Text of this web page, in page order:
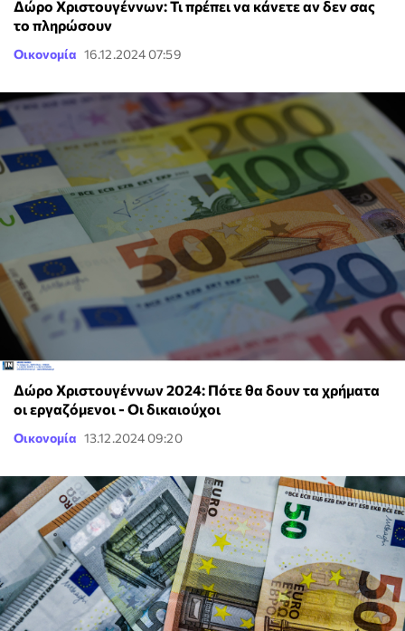
Δώρο Χριστουγέννων: Τι πρέπει να κάνετε αν δεν σας
το πληρώσουν
Οικονομία 16.12.2024 07:59
Δώρο Χριστουγέννων 2024: Πότε θα δουν τα χρήματα
οι εργαζόμενοι - Οι δικαιούχοι
Οικονομία 13.12.2024 09:20